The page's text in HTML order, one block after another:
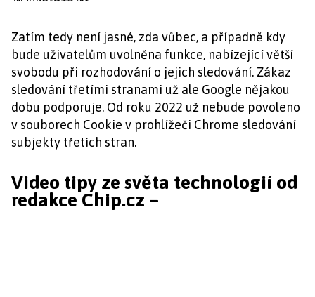
Zatím tedy není jasné, zda vůbec, a případně kdy
bude uživatelům uvolněna funkce, nabízející větší
svobodu při rozhodování o jejich sledování. Zákaz
sledování třetími stranami už ale Google nějakou
dobu podporuje. Od roku 2022 už nebude povoleno
v souborech Cookie v prohlížeči Chrome sledování
subjekty třetích stran.
Video tipy ze světa technologií od
redakce Chip.cz –